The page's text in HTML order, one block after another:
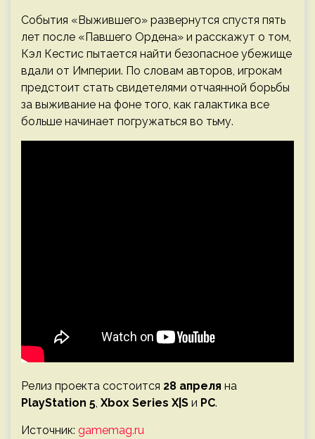
События «Выжившего» развернутся спустя пять
лет после «Павшего Ордена» и расскажут о том,
Кэл Кестис пытается найти безопасное убежище
вдали от Империи. По словам авторов, игрокам
предстоит стать свидетелями отчаянной борьбы
за выживание на фоне того, как галактика все
больше начинает погружаться во тьму.
Релиз проекта состоится 28 апреля на
PlayStation 5, Xbox Series X|S и PC.
Источник: gamemag.ru